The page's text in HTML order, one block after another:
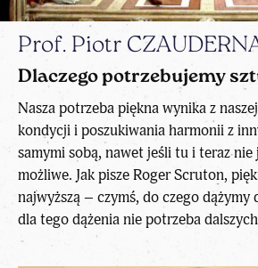
Prof. Piotr
Dlaczego potrzebujemy
Nasza potrzeba piękna wynika z
kondycji i poszukiwania harmonii z
samymi sobą, nawet jeśli tu i teraz
możliwe. Jak pisze Roger Scruton,
najwyższą – czymś, do czego dążymy
dla tego dążenia nie potrzeba